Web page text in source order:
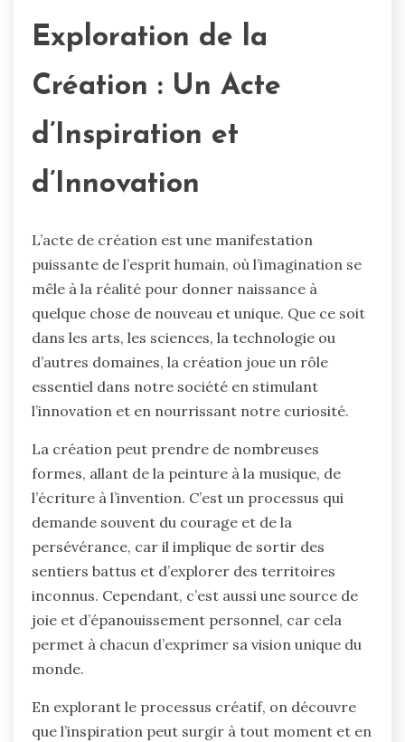
Exploration de la
Création : Un Acte
d’Inspiration et
d’Innovation
L’acte de création est une manifestation
puissante de l’esprit humain, où l’imagination se
mêle à la réalité pour donner naissance à
quelque chose de nouveau et unique. Que ce soit
dans les arts, les sciences, la technologie ou
d’autres domaines, la création joue un rôle
essentiel dans notre société en stimulant
l’innovation et en nourrissant notre curiosité.
La création peut prendre de nombreuses
formes, allant de la peinture à la musique, de
l’écriture à l’invention. C’est un processus qui
demande souvent du courage et de la
persévérance, car il implique de sortir des
sentiers battus et d’explorer des territoires
inconnus. Cependant, c’est aussi une source de
joie et d’épanouissement personnel, car cela
permet à chacun d’exprimer sa vision unique du
monde.
En explorant le processus créatif, on découvre
que l’inspiration peut surgir à tout moment et en